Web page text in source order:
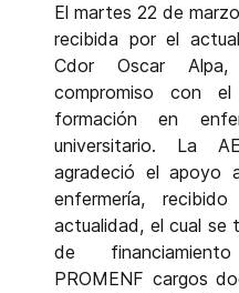
El martes 22 de
recibida por el
Cdor Oscar
compromiso con
formación en
universitario. La
agradeció el apoyo
enfermería,
actualidad, el cual se
de
PROMENF cargos